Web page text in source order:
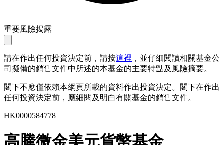
重要風險揭露
請在作出任何投資決定前，請按這裡 ，並仔細閱讀相關基金公
司擬備的銷售文件中所述的本基金的主要特點及風險摘要。
閣下不應僅依賴本網頁所載的資料作出投資決定。閣下在作出
任何投資決定前，應細閱及明白有關基金的銷售文件。
HK0000584778
高騰微金美元貨幣基金